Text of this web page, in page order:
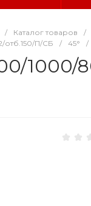
/ Каталог товаров /
отб.150/П/СБ / 45° /